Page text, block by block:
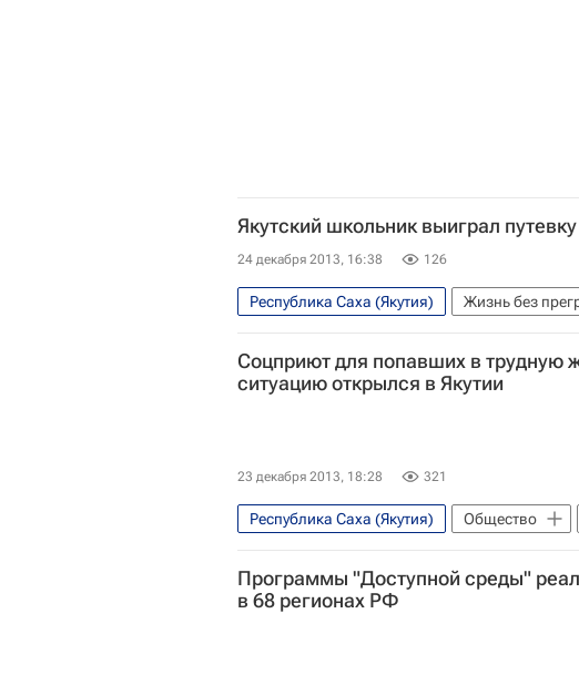
Якутский школьник выиграл
24 декабря 2013, 16:38 126
Республика Саха (Якутия) Жизнь без
Дальневосточный ФО
Весь мир
Детские вопросы
Россия
Соцприют для попавших в трудную
ситуацию открылся в Якутии
23 декабря 2013, 18:28 321
Республика Саха (Якутия) Общество
Европа
Дальневосточный ФО
Программы "Доступной среды"
в 68 регионах РФ